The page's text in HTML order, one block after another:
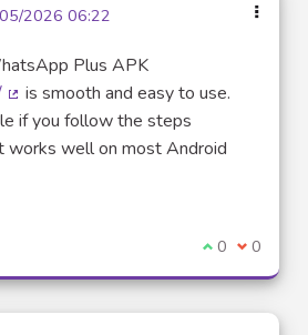
2026 06:22
Plus APK
(Lien externe)
is smooth and easy to use.
if you follow the steps
works well on most Android
Je suis
0 Je ne
0